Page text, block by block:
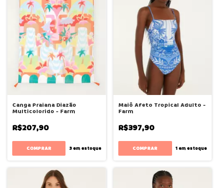
Canga Praiana Diazão
Multicolorido - Farm
R$207,90
3em estoque
Maiô Afeto Tropical Adulto -
Farm
R$397,90
COMPRAR 1 em estoque